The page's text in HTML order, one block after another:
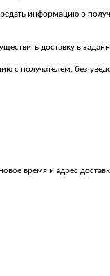
информацию о
доставку в
с получателем, без
время и адрес